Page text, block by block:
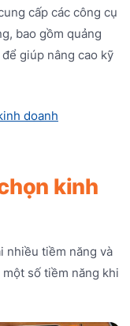
cấp các công cụ
bao gồm quảng
giúp nâng cao kỹ
doanh
kinh
nhiều tiềm năng và
số tiềm năng khi